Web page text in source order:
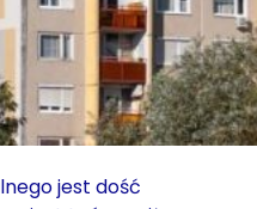
jest dość